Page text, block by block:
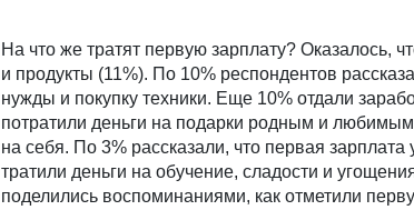
На что же тратят первую зарплату? Оказалось,
и продукты (11%). По 10% респондентов
нужды и покупку техники. Еще 10% отдали
потратили деньги на подарки родным и
на себя. По 3% рассказали, что первая
тратили деньги на обучение, сладости и
поделились воспоминаниями, как отметили